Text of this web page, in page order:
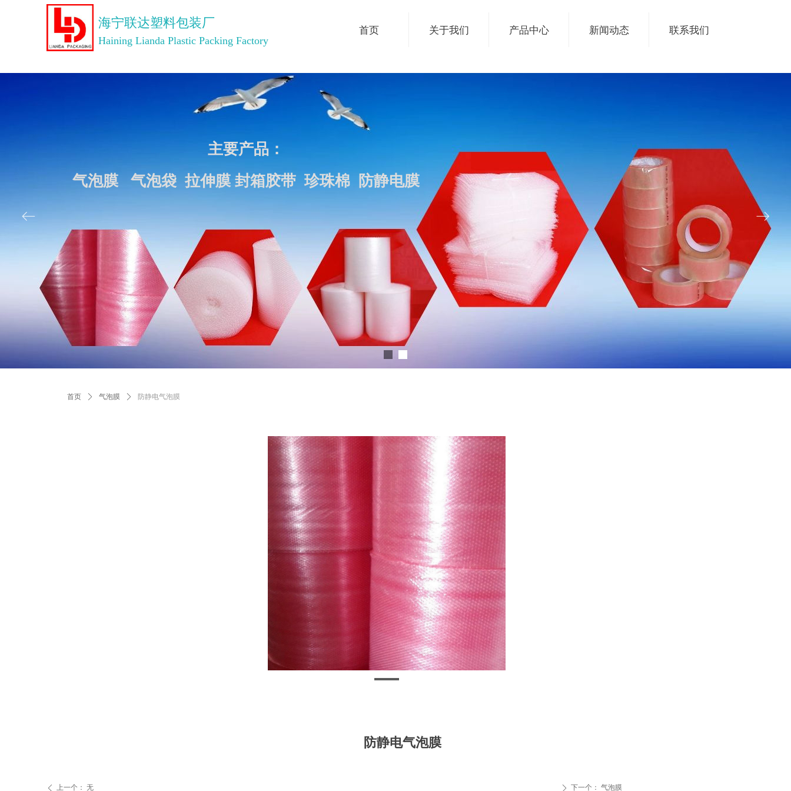
首页 关于我们 产品中心 新闻动态 联系我们
海宁联达塑料包装厂
Haining Lianda Plastic Packing Factory
主要产品：
气泡膜 气泡袋 拉伸膜 封箱胶带 珍珠棉 防静电膜
ꂃ ꁹ
首页 ꄲ 气泡膜 ꄲ 防静电气泡膜
防静电气泡膜
ꄴ 上一个： 无 ꄲ 下一个： 气泡膜